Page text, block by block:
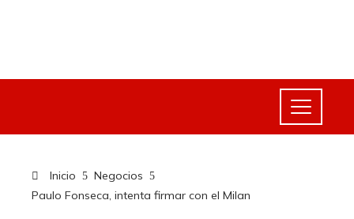
Inicio
Negocios
Paulo Fonseca, intenta firmar con el Milan